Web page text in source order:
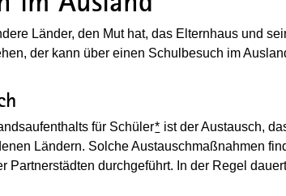
Länder, den Mut hat, das Elternhaus und
der kann über einen Schulbesuch im
für Schüler* ist der Austausch,
Ländern. Solche Austauschmaßnahmen
Partnerstädten durchgeführt. In der Regel